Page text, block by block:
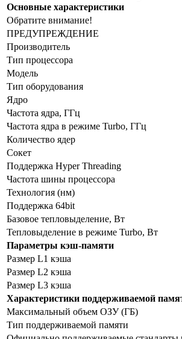
Основные характеристики
Обратите внимание!
ПРЕДУПРЕЖДЕНИЕ
Производитель
Тип процессора
Модель
Тип оборудования
Ядро
Частота ядра, ГГц
Частота ядра в режиме Turbo, ГГц
Количество ядер
Сокет
Поддержка Hyper Threading
Частота шины процессора
Технология (нм)
Поддержка 64bit
Базовое тепловыделение, Вт
Тепловыделение в режиме Turbo, Вт
Параметры кэш-памяти
Размер L1 кэша
Размер L2 кэша
Размер L3 кэша
Характеристики поддерживаемой
Максимальный объем ОЗУ (ГБ)
Тип поддерживаемой памяти